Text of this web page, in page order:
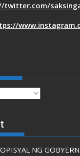
twitter.com/
NG